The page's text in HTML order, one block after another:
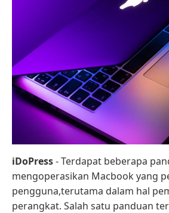
iDoPress- Terdapat beberapa
mengoperasikan Macbook yang
pengguna,terutama dalam hal
perangkat. Salah satu panduan